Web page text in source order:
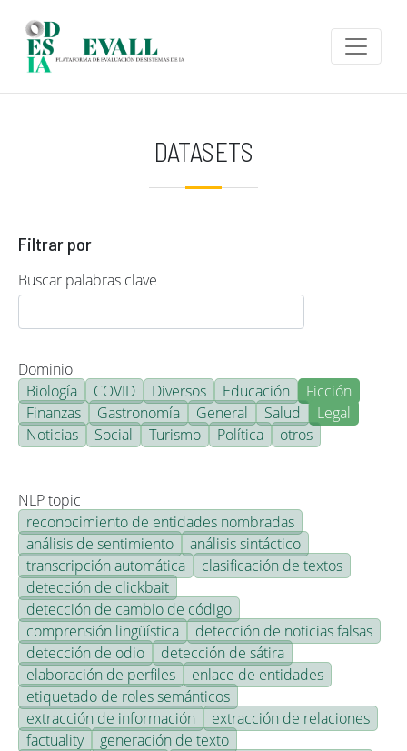
DATASETS
Filtrar por
Buscar palabras clave
Dominio
Biología
COVID Diversos Educación
Ficción
Finanzas
Gastronomía General Salud
Legal
Noticias
Social Turismo Política otros
NLP topic
reconocimiento de entidades nombradas
análisis de sentimiento
análisis sintáctico
transcripción automática
clasificación de textos
detección de clickbait
detección de cambio de código
comprensión lingüística
detección de noticias falsas
detección de odio
detección de sátira
elaboración de perfiles
enlace de entidades
etiquetado de roles semánticos
extracción de información
extracción de relaciones
factuality
generación de texto